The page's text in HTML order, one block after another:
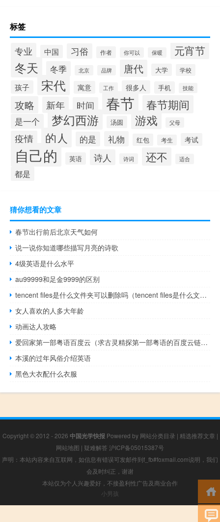
标签
专业 中国 习俗 作者 你可以 保暖 元宵节
冬天 冬季 北京 品牌 唐代 大学 学校
孩子 宋代 寓意 工作 很多人 手机 技能
攻略 新年 时间 春节 春节期间
是一个 梦幻西游 汤圆 游戏 父母
疫情 的人 的是 礼物 红包 考生 考试
自己的 英语 诗人 诗词 还不 适合
都是
猜你想看的文章
春节出行前后北京天气如何
说一说你知道哪些描写月亮的诗歌
4级英语是什么水平
au99999和足金9999的区别
tencent files是什么文件夹可以删除吗（tencent files是什么文件夹可以删除）
女人喜欢的人多大年龄
动画达人攻略
爱回家第一部粤语百度云（求古灵精探第一部粤语的百度云链接）
本溪的过年风俗介绍英语
黑色大衣配什么衣服
Copyright © 2012 - 2026 中国光学快报 Powered by 网站分类目录 | 精选推荐文章 |
网站地图 | 疑难解答 沪ICP备05015387号
声明：本站内容来自互联网，如信息有错误可发邮件到f_fb#foxmail.com说明，我们
会及时纠正，谢谢
本站仅为个人兴趣爱好，不接盈利性广告及商业合作
小男孩